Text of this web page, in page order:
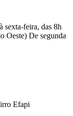
sexta-feira, das 8h
Oeste) De segunda
Efapi